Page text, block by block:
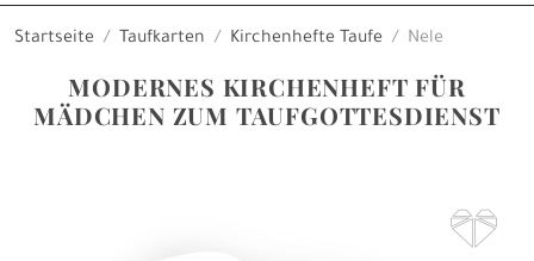
Startseite Taufkarten Kirchenhefte Taufe Nele
MODERNES KIRCHENHEFT FÜR
MÄDCHEN ZUM TAUFGOTTESDIENST
F